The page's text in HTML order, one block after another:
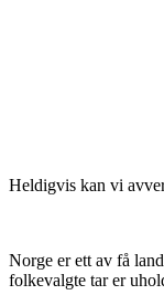
Heldigvis kan vi
Norge er ett av få
folkevalgte tar er